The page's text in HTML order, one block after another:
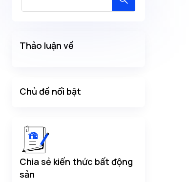
Thảo luận về
Chủ đề nổi bật
Chia sẻ kiến thức bất động
sản